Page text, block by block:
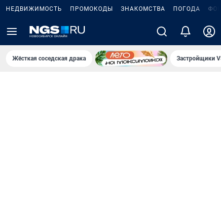
НЕДВИЖИМОСТЬ ПРОМОКОДЫ ЗНАКОМСТВА ПОГОДА
Жёсткая соседская драка Застройщики